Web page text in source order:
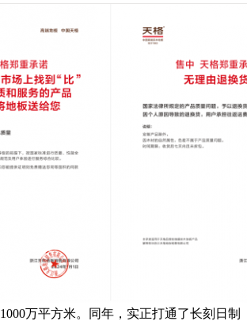
万平方米。同年，实正打通了长刻日制